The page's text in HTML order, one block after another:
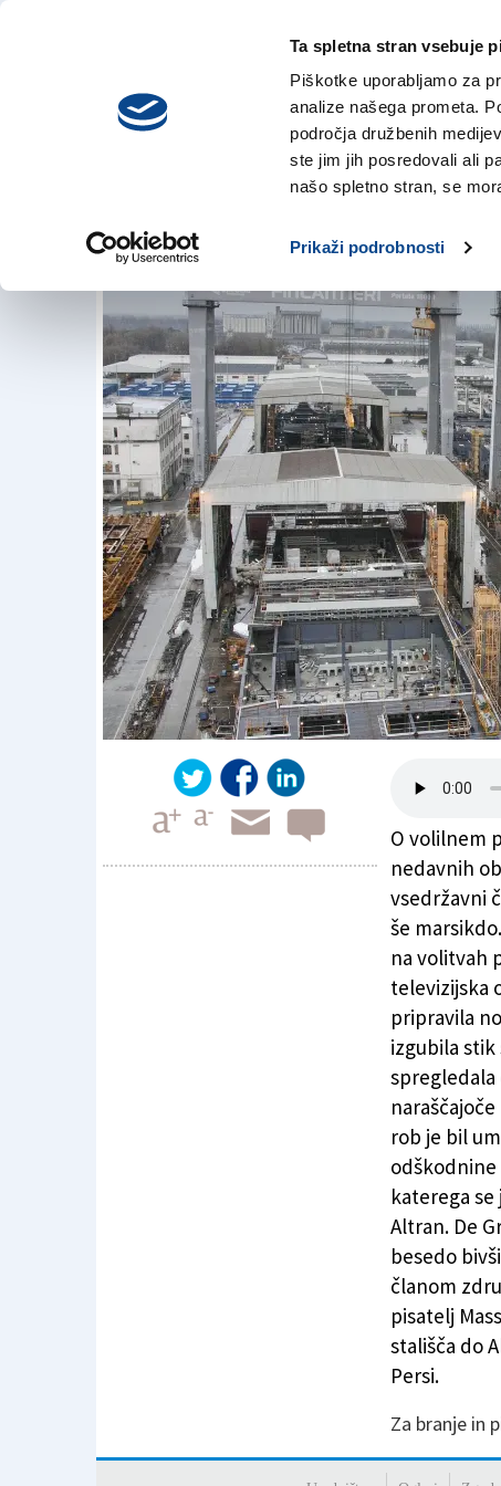
Ta spletna stran vsebuje
Piškotke uporabljamo za
analize našega prometa.
področja družbenih
ste jim jih posredovali ali
našo spletno stran, se
Prikaži podrobnosti
petek,
7. avgusta 2026
Ladjedelnica
18. apr. 2017 | 20:08
Ladjedelnica razlog za polom leve sredine
O volilnem
nedavnih
vsedržavni
še
na volitvah
televizijska
pripravila
izgubila
rob je bil
odškodnine
katerega
Altran. De
besedo
članom
pisatelj
stališča do
Persi.
Za branje in